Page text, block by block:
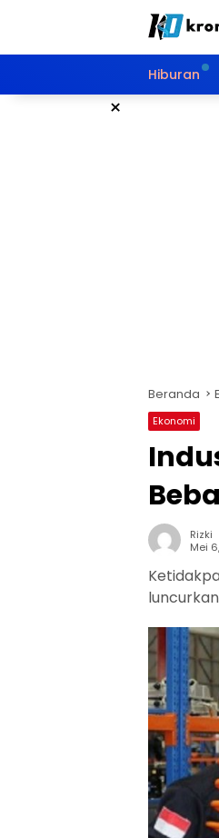
Hiburan
×
Beranda
Ekonomi
Rizki
Mei